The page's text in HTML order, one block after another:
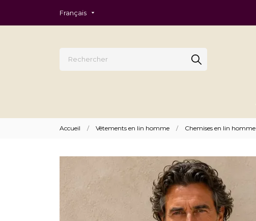
Français
Accueil Vêtements en lin homme Chemises en lin homme